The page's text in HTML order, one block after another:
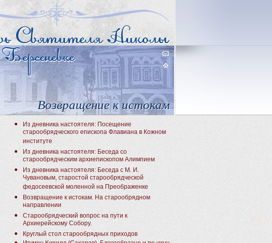
Возвращение к истокам
Из дневника настоятеля: Посещение
старообрядческого епископа Флавиана в Кожном
институте
Из дневника настоятеля: Беседа со
старообрядческим архиепископом Алимпием
Из дневника настоятеля: Беседа с М. И.
Чувановым, старостой старообрядческой
федосеевской моленной на Преображенке
Возвращение к истокам. На старообрядном
направлении
Старообрядческий вопрос на пути к
Архиерейскому Собору.
Круглый стол старообрядных приходов